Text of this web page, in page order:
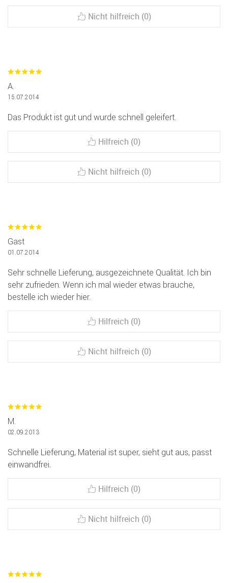
Nicht hilfreich (0)
A.
15.07.2014
Das Produkt ist gut und wurde schnell geleifert.
Hilfreich (0)
Nicht hilfreich (0)
Gast
01.07.2014
Sehr schnelle Lieferung, ausgezeichnete Qualität. Ich bin
sehr zufrieden. Wenn ich mal wieder etwas brauche,
bestelle ich wieder hier.
Hilfreich (0)
Nicht hilfreich (0)
M.
02.09.2013
Schnelle Lieferung, Material ist super, sieht gut aus, passt
einwandfrei.
Hilfreich (0)
Nicht hilfreich (0)